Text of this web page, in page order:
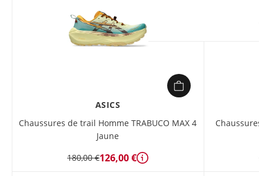
app.ui.shop.product.zoom
ASICS
Chaussures de trail Homme TRABUCO MAX 4
Jaune
180,00 €126,00 € Détails